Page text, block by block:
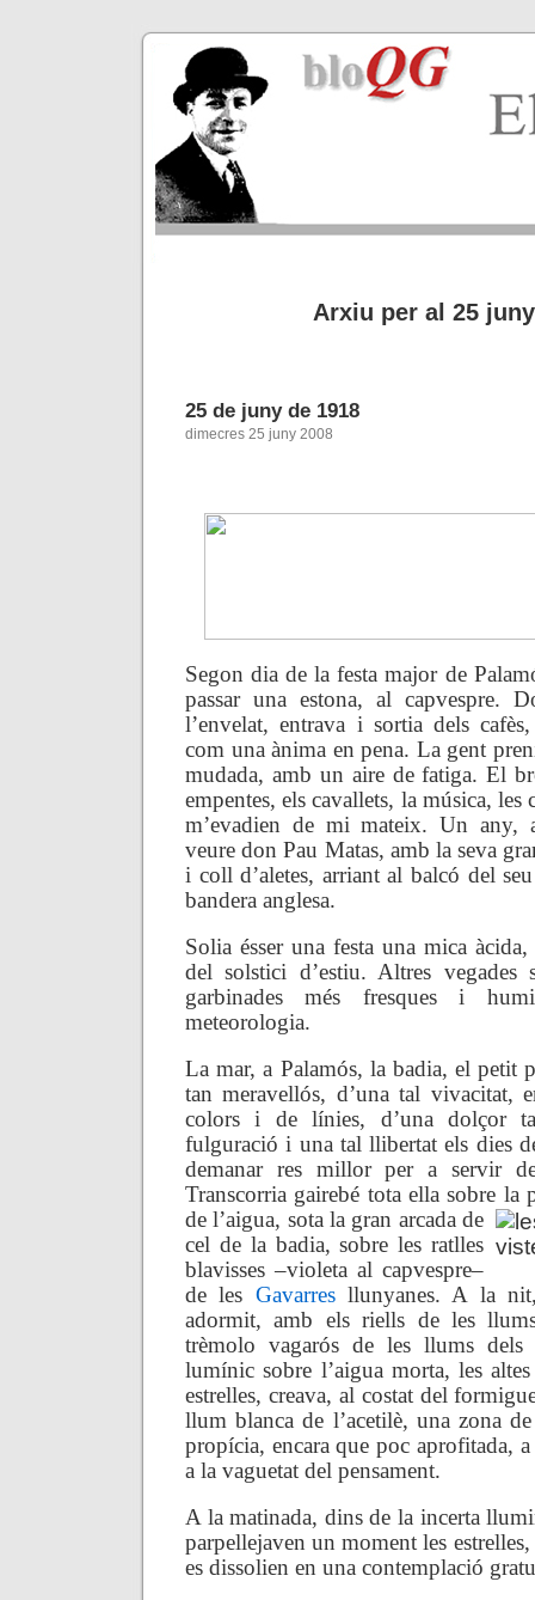
Arxiu per al 25
25 de juny de 1918
dimecres 25 juny 2008
Segon dia de la festa major de
passar una estona, al capvespre.
l’envelat, entrava i sortia dels
com una ànima en pena. La gent
mudada, amb un aire de fatiga. El
empentes, els cavallets, la música, les
m’evadien de mi mateix. Un any,
veure don Pau Matas, amb la seva
i coll d’aletes, arriant al balcó del
bandera anglesa.
Solia ésser una festa una mica
del solstici d’estiu. Altres vegades
garbinades més fresques i
meteorologia.
La mar, a Palamós, la badia, el petit
tan meravellós, d’una tal vivacitat,
colors i de línies, d’una dolçor
fulguració i una tal llibertat els dies
demanar res millor per a servir
Transcorria gairebé tota ella sobre la
de l’aigua, sota la gran arcada de
cel de la badia, sobre les ratlles
blavisses –violeta al capvespre–
de les Gavarresllunyanes. A la
adormit, amb els riells de les
trèmolo vagarós de les llums
lumínic sobre l’aigua morta, les
estrelles, creava, al costat del
llum blanca de l’acetilè, una zona
propícia, encara que poc aprofitada, a
a la vaguetat del pensament.
A la matinada, dins de la incerta
parpellejaven un moment les
es dissolien en una contemplació